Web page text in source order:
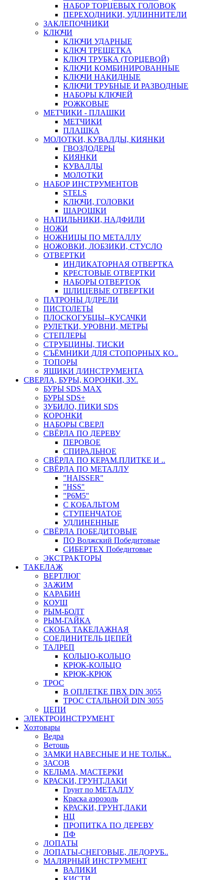
НАБОР ТОРЦЕВЫХ ГОЛОВОК
ПЕРЕХОДНИКИ, УДЛИННИТЕЛИ
ЗАКЛЕПОЧНИКИ
КЛЮЧИ
КЛЮЧИ УДАРНЫЕ
КЛЮЧ ТРЕЩЕТКА
КЛЮЧ ТРУБКА (ТОРЦЕВОЙ)
КЛЮЧИ КОМБИНИРОВАННЫЕ
КЛЮЧИ НАКИДНЫЕ
КЛЮЧИ ТРУБНЫЕ И РАЗВОДНЫЕ
НАБОРЫ КЛЮЧЕЙ
РОЖКОВЫЕ
МЕТЧИКИ - ПЛАШКИ
МЕТЧИКИ
ПЛАШКА
МОЛОТКИ, КУВАЛДЫ, КИЯНКИ
ГВОЗДОДЕРЫ
КИЯНКИ
КУВАЛДЫ
МОЛОТКИ
НАБОР ИНСТРУМЕНТОВ
STELS
КЛЮЧИ, ГОЛОВКИ
ШАРОШКИ
НАПИЛЬНИКИ, НАДФИЛИ
НОЖИ
НОЖНИЦЫ ПО МЕТАЛЛУ
НОЖОВКИ, ЛОБЗИКИ, СТУСЛО
ОТВЕРТКИ
ИНДИКАТОРНАЯ ОТВЕРТКА
КРЕСТОВЫЕ ОТВЕРТКИ
НАБОРЫ ОТВЕРТОК
ШЛИЦЕВЫЕ ОТВЕРТКИ
ПАТРОНЫ Д/ДРЕЛИ
ПИСТОЛЕТЫ
ПЛОСКОГУБЦЫ--КУСАЧКИ
РУЛЕТКИ, УРОВНИ, МЕТРЫ
СТЕПЛЕРЫ
СТРУБЦИНЫ, ТИСКИ
СЪЁМНИКИ ДЛЯ СТОПОРНЫХ КО..
ТОПОРЫ
ЯЩИКИ Д/ИНСТРУМЕНТА
СВЕРЛА, БУРЫ, КОРОНКИ, ЗУ..
БУРЫ SDS MAX
БУРЫ SDS+
ЗУБИЛО, ПИКИ SDS
КОРОНКИ
НАБОРЫ СВЕРЛ
СВЁРЛА ПО ДЕРЕВУ
ПЕРОВОЕ
СПИРАЛЬНОЕ
СВЁРЛА ПО КЕРАМ.ПЛИТКЕ И ..
СВЁРЛА ПО МЕТАЛЛУ
"HAISSER"
"HSS"
"Р6М5"
С КОБАЛЬТОМ
СТУПЕНЧАТОЕ
УДЛИНЕННЫЕ
СВЁРЛА ПОБЕДИТОВЫЕ
ПО Волжский Победитовые
СИБЕРТЕХ Победитовые
ЭКСТРАКТОРЫ
ТАКЕЛАЖ
ВЕРТЛЮГ
ЗАЖИМ
КАРАБИН
КОУШ
РЫМ-БОЛТ
РЫМ-ГАЙКА
СКОБА ТАКЕЛАЖНАЯ
СОЕДИНИТЕЛЬ ЦЕПЕЙ
ТАЛРЕП
КОЛЬЦО-КОЛЬЦО
КРЮК-КОЛЬЦО
КРЮК-КРЮК
ТРОС
В ОПЛЕТКЕ ПВХ DIN 3055
ТРОС СТАЛЬНОЙ DIN 3055
ЦЕПИ
ЭЛЕКТРОИНСТРУМЕНТ
Хозтовары
Ведра
Ветошь
ЗАМКИ НАВЕСНЫЕ И НЕ ТОЛЬК..
ЗАСОВ
КЕЛЬМА, МАСТЕРКИ
КРАСКИ, ГРУНТ,ЛАКИ
Грунт по МЕТАЛЛУ
Краска аэрозоль
КРАСКИ, ГРУНТ,ЛАКИ
НЦ
ПРОПИТКА ПО ДЕРЕВУ
ПФ
ЛОПАТЫ
ЛОПАТЫ-СНЕГОВЫЕ, ЛЕДОРУБ..
МАЛЯРНЫЙ ИНСТРУМЕНТ
ВАЛИКИ